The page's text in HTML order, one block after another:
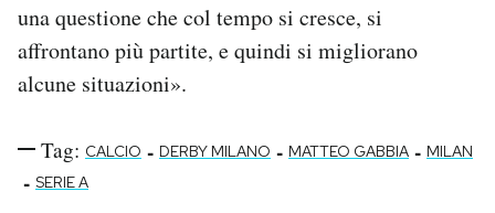
una questione che col tempo si cresce, si
affrontano più partite, e quindi si migliorano
alcune situazioni».
Tag: CALCIO - DERBY MILANO - MATTEO GABBIA - MILAN
- SERIE A